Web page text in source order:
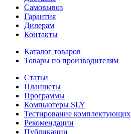
Самовывоз
Гарантия
Дилерам
Контакты
Каталог товаров
Товары по производителям
Статьи
Планшеты
Программы
Компьютеры SLY
Тестирование комплектующих
Рекомендации
Публикации